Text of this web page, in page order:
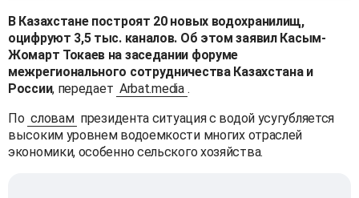
В Казахстане построят 20 новых водохранилищ,
оцифруют 3,5 тыс. каналов. Об этом заявил Касым-
Жомарт Токаев на заседании форуме
межрегионального сотрудничества Казахстана и
России, передает Arbat.media .
По словам президента ситуация с водой усугубляется
высоким уровнем водоемкости многих отраслей
экономики, особенно сельского хозяйства.